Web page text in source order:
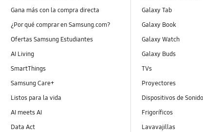
Gana más con la compra directa
¿Por qué comprar en Samsung.com?
Ofertas Samsung Estudiantes
AI Living
SmartThings
Samsung Care+
Listos para la vida
AI meets AI
Data Act
Galaxy Tab
Galaxy Book
Galaxy Watch
Galaxy Buds
TVs
Proyectores
Dispositivos de Sonido
Frigoríficos
Lavavajillas